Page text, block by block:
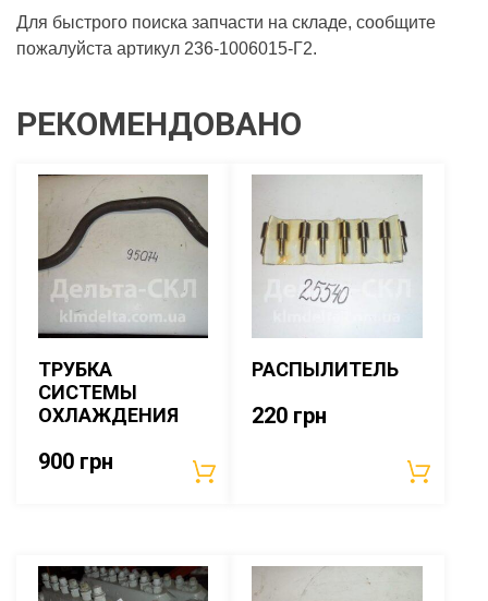
Для быстрого поиска запчасти на складе, сообщите
пожалуйста артикул 236-1006015-Г2.
РЕКОМЕНДОВАНО
ТРУБКА
СИСТЕМЫ
ОХЛАЖДЕНИЯ
900 грн
РАСПЫЛИТЕЛЬ
220 грн